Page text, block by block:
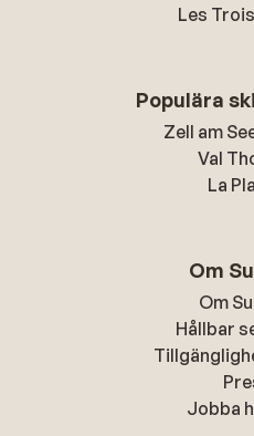
Les
Populära
Zell am
Val
La
Om
Om
Hållbar
Jobba